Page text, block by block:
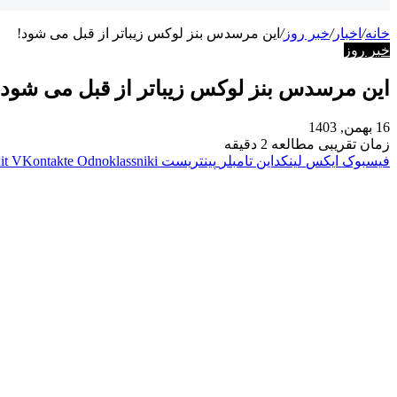
خانه/ اخبار/خبر روز/ این مرسدس‌ بنز لوکس زیباتر از قبل می شود!
خبر روز
این مرسدس‌ بنز لوکس زیباتر از قبل می
16 بهمن, 1403
زمان تقریبی مطالعه 2 دقیقه
فیسبوک ایکس لینکداین تامبلر پینتریست VKontakte Odnoklassniki